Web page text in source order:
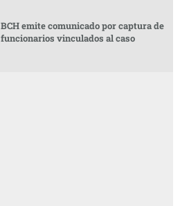
BCH emite comunicado por captura de
funcionarios vinculados al caso